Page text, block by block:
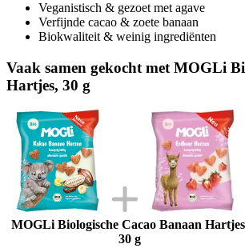
Veganistisch & gezoet met agave
Verfijnde cacao & zoete banaan
Biokwaliteit & weinig ingrediënten
Vaak samen gekocht met MOGLi
Hartjes, 30 g
MOGLi Biologische Cacao Banaan
30 g